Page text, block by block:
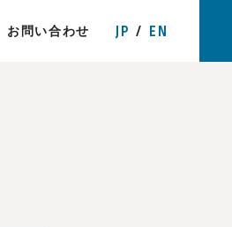
お問い合わせ JP EN